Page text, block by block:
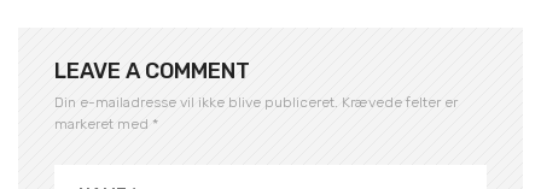
LEAVE A COMMENT
Din e-mailadresse vil ikke blive publiceret. Krævede felter er
markeret med *